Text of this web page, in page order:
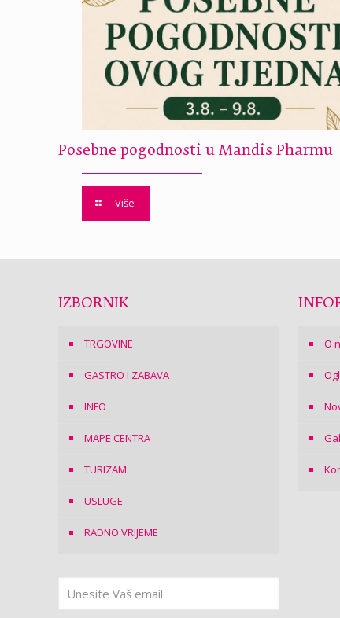
Posebne pogodnosti u Mandis Pharmu
Više
IZBORNIK
TRGOVINE
GASTRO I ZABAVA
INFO
MAPE CENTRA
TURIZAM
USLUGE
RADNO VRIJEME
O